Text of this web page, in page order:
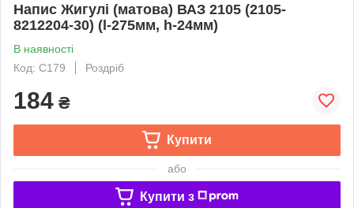
Напис Жигулі (матова) ВАЗ 2105 (2105-
8212204-30) (l-275мм, h-24мм)
В наявності
Код: C179
Роздріб
184 ₴
Купити
або
Купити з